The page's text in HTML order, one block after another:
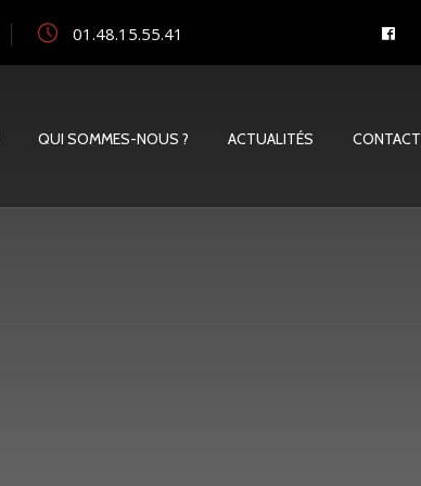
01.48.15.55.41
QUI SOMMES-NOUS ? ACTUALITÉS CONTACT